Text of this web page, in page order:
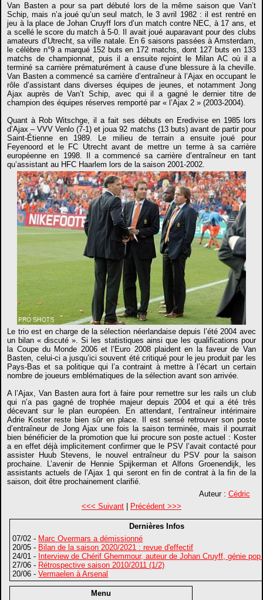
Van Basten a pour sa part débuté lors de la même saison que Van’t
Schip, mais n’a joué qu’un seul match, le 3 avril 1982 : il est rentré en
jeu à la place de Johan Cruyff lors d’un match contre NEC, à 17 ans, et
a scellé le score du match à 5-0. Il avait joué auparavant pour des clubs
amateurs d’Utrecht, sa ville natale. En 6 saisons passées à Amsterdam,
le célèbre n°9 a marqué 152 buts en 172 matchs, dont 127 buts en 133
matchs de championnat, puis il a ensuite rejoint le Milan AC où il a
terminé sa carrière prématurément à cause d’une blessure à la cheville.
Van Basten a commencé sa carrière d’entraîneur à l’Ajax en occupant le
rôle d’assistant dans diverses équipes de jeunes, et notamment Jong
Ajax auprès de Van’t Schip, avec qui il a gagné le dernier titre de
champion des équipes réserves remporté par « l’Ajax 2 » (2003-2004).
Quant à Rob Witschge, il a fait ses débuts en Eredivise en 1985 lors
d’Ajax – VVV Venlo (7-1) et joua 92 matchs (13 buts) avant de partir pour
Saint-Étienne en 1989. Le milieu de terrain a ensuite joué pour
Feyenoord et le FC Utrecht avant de mettre un terme à sa carrière
européenne en 1998. Il a commencé sa carrière d’entraîneur en tant
qu’assistant au HFC Haarlem lors de la saison 2001-2002.
Le trio est en charge de la sélection néerlandaise depuis l’été 2004 avec
un bilan « discuté ». Si les statistiques ainsi que les qualifications pour
la Coupe du Monde 2006 et l’Euro 2008 plaident en la faveur de Van
Basten, celui-ci a jusqu’ici souvent été critiqué pour le jeu produit par les
Pays-Bas et sa politique qui l’a contraint à mettre à l’écart un certain
nombre de joueurs emblématiques de la sélection avant son arrivée.
A l’Ajax, Van Basten aura fort à faire pour remettre sur les rails un club
qui n’a pas gagné de trophée majeur depuis 2004 et qui a été très
décevant sur le plan européen. En attendant, l’entraîneur intérimaire
Adrie Koster reste bien sûr en place. Il est sensé retrouver son poste
d’entraîneur de Jong Ajax une fois la saison terminée, mais il pourrait
bien bénéficier de la promotion que lui procure son poste actuel : Koster
a en effet déjà implicitement confirmer que le PSV l’avait contacté pour
assister Huub Stevens, le nouvel entraîneur du PSV pour la saison
prochaine. L’avenir de Hennie Spijkerman et Alfons Groenendijk, les
assistants actuels de l’Ajax 1 qui seront en fin de contrat à la fin de la
saison, doit être prochainement clarifié.
Auteur : Cédric
<<< Suivant| Précédent >>>
Dernières Infos
07/02 - Marc Overmars a démissionné
20/05 - Bilan de la saison 2020/2021 : revue d'effectif
24/01 - Interview de Chérif Ghemmour, auteur de Johan Cruyff, génie
27/06 - Rétrospective saison 2010/2011 (1/2)
20/06 -Vermaelen à Arsenal
Menu